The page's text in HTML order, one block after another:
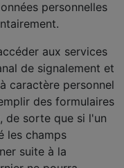
personnelles
aux services
de signalement et
caractère personnel
des formulaires
de sorte que si l'un
les champs
suite à la